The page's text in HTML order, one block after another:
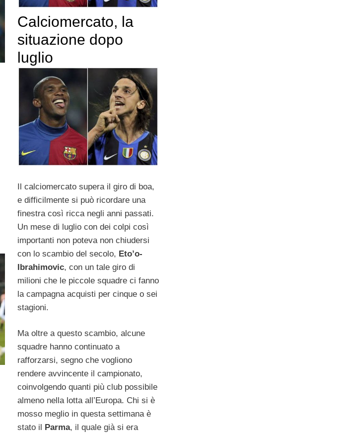
Calciomercato, la
situazione dopo
luglio
Il calciomercato supera il giro di boa,
e difficilmente si può ricordare una
finestra così ricca negli anni passati.
Un mese di luglio con dei colpi così
importanti non poteva non chiudersi
con lo scambio del secolo, Eto’o-
Ibrahimovic, con un tale giro di
milioni che le piccole squadre ci fanno
la campagna acquisti per cinque o sei
stagioni.
Ma oltre a questo scambio, alcune
squadre hanno continuato a
rafforzarsi, segno che vogliono
rendere avvincente il campionato,
coinvolgendo quanti più club possibile
almeno nella lotta all’Europa. Chi si è
mosso meglio in questa settimana è
stato il
Parma, il quale già si era